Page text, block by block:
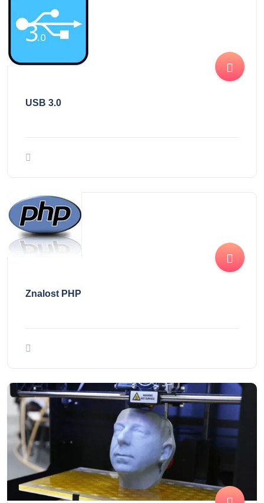
USB 3.0
Znalost PHP